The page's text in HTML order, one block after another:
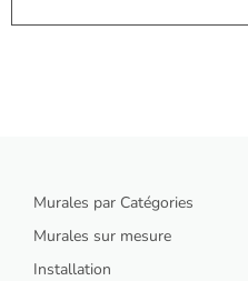
Murales par Catégories
Murales sur mesure
Installation